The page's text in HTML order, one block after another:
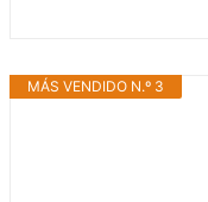
MÁS VENDIDO N.º 3